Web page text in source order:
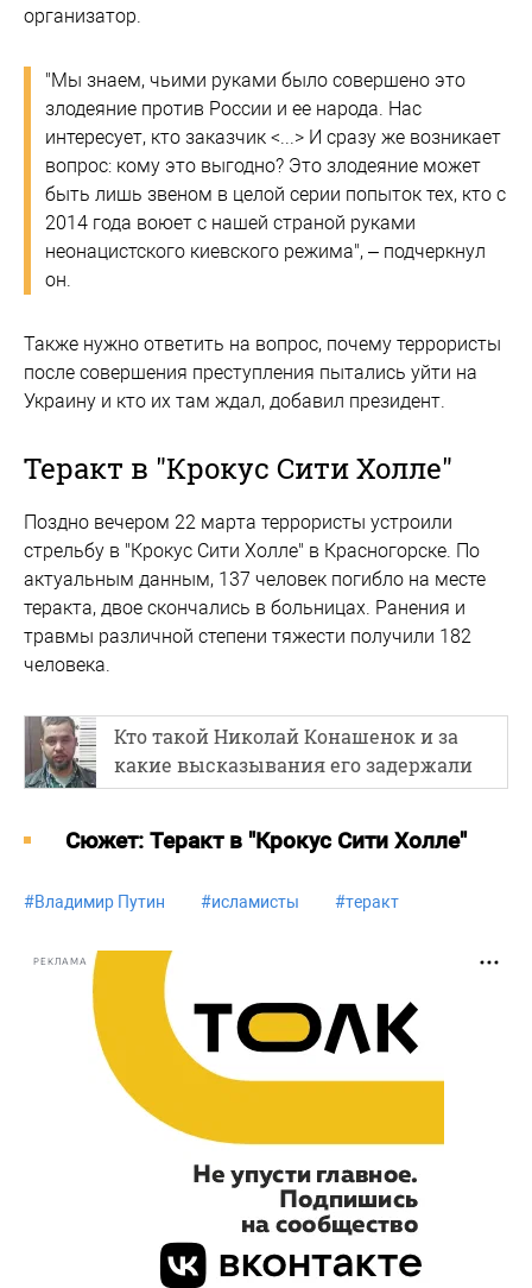
организатор.
"Мы знаем, чьими руками было совершено это
злодеяние против России и ее народа. Нас
интересует, кто заказчик <...> И сразу же возникает
вопрос: кому это выгодно? Это злодеяние может
быть лишь звеном в целой серии попыток тех, кто с
2014 года воюет с нашей страной руками
неонацистского киевского режима", – подчеркнул
он.
Также нужно ответить на вопрос, почему террористы
после совершения преступления пытались уйти на
Украину и кто их там ждал, добавил президент.
Теракт в "Крокус Сити Холле"
Поздно вечером 22 марта террористы устроили
стрельбу в "Крокус Сити Холле" в Красногорске. По
актуальным данным, 137 человек погибло на месте
теракта, двое скончались в больницах. Ранения и
травмы различной степени тяжести получили 182
человека.
Кто такой Николай Конашенок и за
какие высказывания его задержали
Cюжет: Теракт в "Крокус Сити Холле"
#Владимир Путин #исламисты #теракт
РЕКЛАМА